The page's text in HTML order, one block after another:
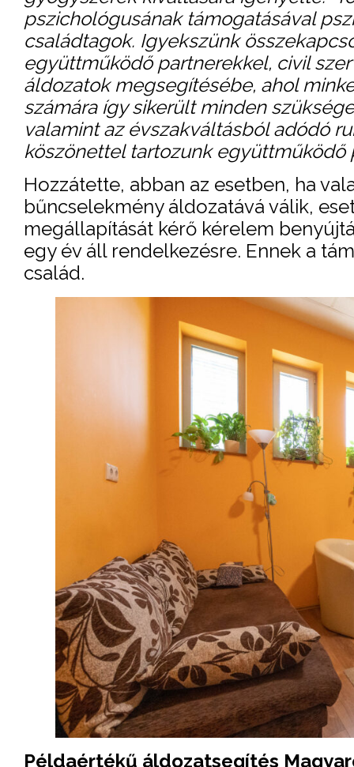
pszichológusának támogatásával
családtagok. Igyekszünk
együttműködő partnerekkel, civil
áldozatok megsegítésébe, ahol
számára így sikerült minden
valamint az évszakváltásból adódó
köszönettel tartozunk együttműködő
Hozzátette, abban az esetben, ha
bűncselekmény áldozatává válik,
megállapítását kérő kérelem
egy év áll rendelkezésre. Ennek a
család.
Példaértékű áldozatsegítés